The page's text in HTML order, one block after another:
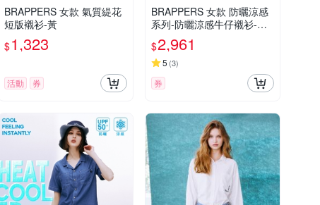
BRAPPERS 女款 氣質緹花
短版襯衫-黃
$1,323
活動 券
BRAPPERS 女款 防曬涼感
系列-防曬涼感牛仔襯衫-深
藍
$2,961
5 (3)
券